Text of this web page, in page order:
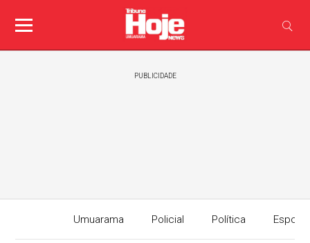
PUBLICIDADE
Umuarama Policial Política